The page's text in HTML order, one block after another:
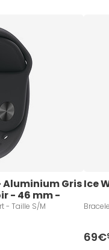
Aluminium Gris
- 46 mm -
Sport - Taille S/M
Ice
69€